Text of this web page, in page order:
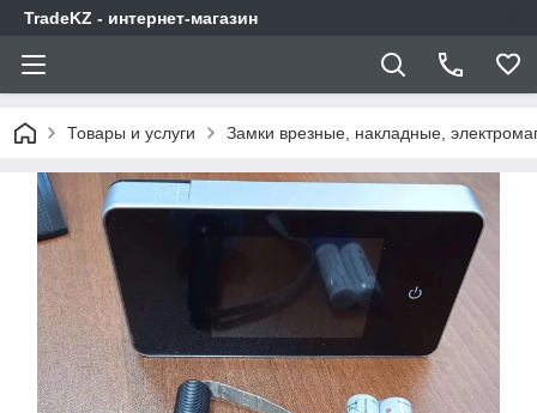
TradeKZ - интернет-магазин
Товары и услуги Замки врезные, накладные,